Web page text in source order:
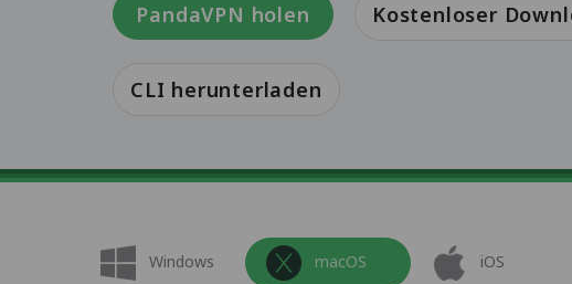
PandaVPN holen Kostenloser
CLI herunterladen
Windows macOS iOS